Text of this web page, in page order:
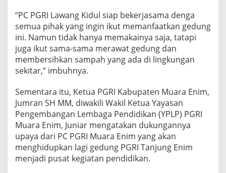
“PC PGRI Lawang Kidul siap bekerjasama denga
semua pihak yang ingin ikut memanfaatkan gedung
ini. Namun tidak hanya memakainya saja, tatapi
juga ikut sama-sama merawat gedung dan
membersihkan sampah yang ada di lingkungan
sekitar,” imbuhnya.
Sementara itu, Ketua PGRI Kabupaten Muara Enim,
Jumran SH MM, diwakili Wakil Ketua Yayasan
Pengembangan Lembaga Pendidikan (YPLP) PGRI
Muara Enim, Juniar mengatakan dukungannya
upaya dari PC PGRI Muara Enim yang akan
menghidupkan lagi gedung PGRI Tanjung Enim
menjadi pusat kegiatan pendidikan.